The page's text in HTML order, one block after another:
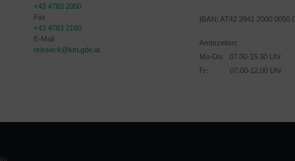
+43 4783 2050
Fax
+43 4783 2160
E-Mail
reisseck@ktn.gde.at
IBAN: AT42 3941 2000 0050
Amtszeiten:
Mo-Do: 07.00-15.30 Uhr
Fr: 07.00-12.00 Uhr